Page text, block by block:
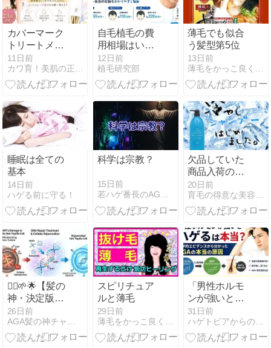
カバーマーク
トリートメン
ト デイ クリー
ムの最安値販
売店！皆さん
ます
【SPF50+、
PA++++で紫外
線をしっかり
カットしなが
ら、ふっくら
とハリ感のあ
る肌へ導きま
す】
11日前
自毛植毛の費
用相場はいく
ら？グラフト
数・部位別の
総額と料金を
12日前
植毛研究部
薄毛でも似合
う髪型第5位
13日前
睡眠は全ての
基本
14日前
ハゲる前に守る！
科学は宗教？
15日前
欠品していた
商品入荷のご
案内です
「M301」「超
濃厚コラーゲ
アシャンプー
1000」
20日前
💇‍♂️🌱🌟【髪の
神・決定版】
DNAリペア治
療がもたらす
AGA治療革
26日前
スピリチュア
ルと薄毛
29日前
「男性ホルモ
ンが強いとハ
ゲるは本当？
医学的エビデ
ンスから分か
31日前
ハゲトピアからの脱出